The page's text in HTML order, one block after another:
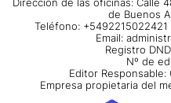
Dirección de las oficinas: Calle
de Buenos
Teléfono:
Email:
Registro
Nº de
Editor Responsable:
Empresa propietaria del